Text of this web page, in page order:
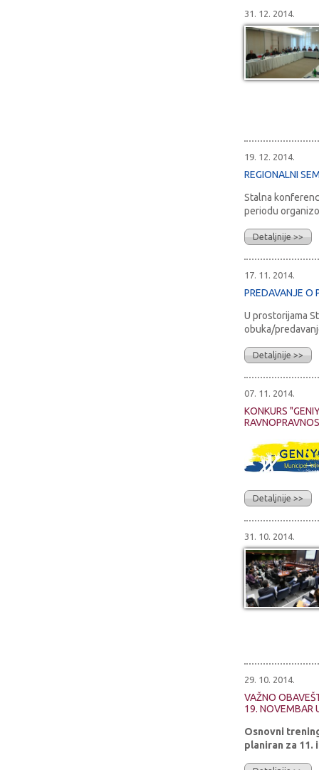
31. 12. 2014.
19. 12. 2014.
REGIONALNI
Stalna
periodu
Detaljnije >>
17. 11. 2014.
PREDAVANJE O
U prostorijama
obuka/
Detaljnije >>
07. 11. 2014.
KONKURS
Detaljnije >>
31. 10. 2014.
29. 10. 2014.
VAŽNO
19. NOVEMBAR
Osnovni
planiran za 11.